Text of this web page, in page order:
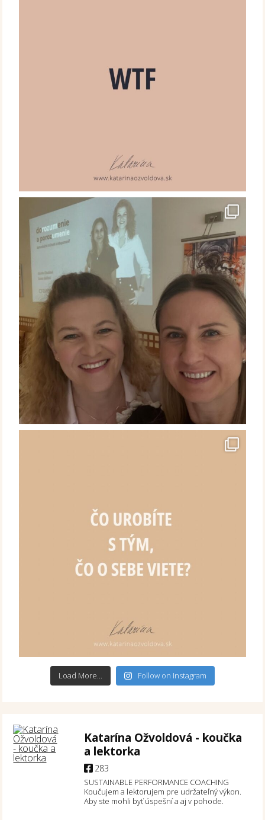
Load More... Follow on Instagram
Katarína Ožvoldová - koučka
a lektorka
283
SUSTAINABLE PERFORMANCE COACHING
Koučujem a lektorujem pre udržateľný výkon.
Aby ste mohli byť úspešní a aj v pohode.